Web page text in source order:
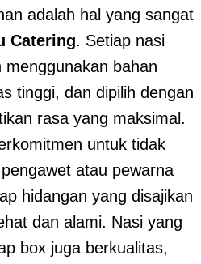
adalah hal yang sangat
Catering. Setiap nasi
menggunakan bahan
tinggi, dan dipilih dengan
rasa yang maksimal.
untuk tidak
atau pewarna
hidangan yang disajikan
dan alami. Nasi yang
box juga berkualitas,